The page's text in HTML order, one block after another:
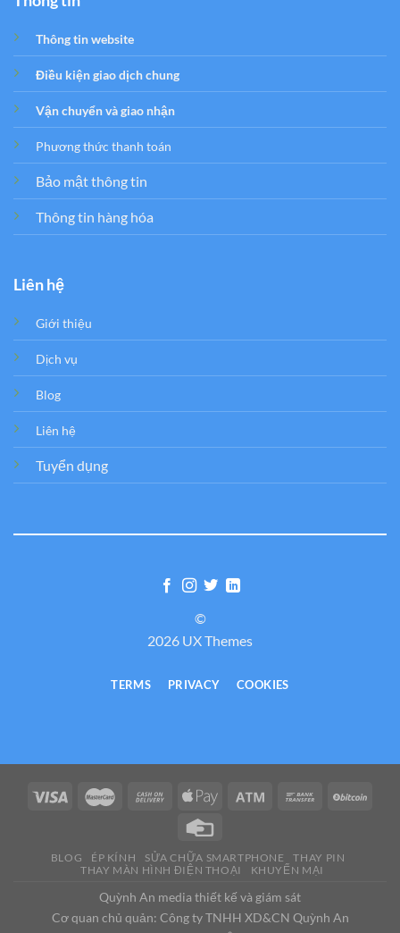
Thông tin website
Điều kiện giao dịch chung
Vận chuyển và giao nhận
Phương thức thanh toán
Bảo mật thông tin
Thông tin hàng hóa
Liên hệ
Giới thiệu
Dịch vụ
Blog
Liên hệ
Tuyển dụng
©
2026 UX Themes
TERMS PRIVACY COOKIES
BLOG ÉP KÍNH SỬA CHỮA SMARTPHONE
THAY PIN
THAY MÀN HÌNH ĐIỆN THOẠI
KHUYẾN MẠI
Quỳnh An media thiết kế và giám sát
Cơ quan chủ quản: Công ty TNHH XD&CN Quỳnh An